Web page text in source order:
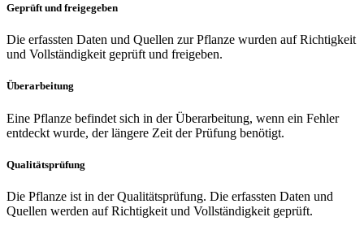
Geprüft und freigegeben
Die erfassten Daten und Quellen zur Pflanze wurden auf Richtigkeit
und Vollständigkeit geprüft und freigeben.
Überarbeitung
Eine Pflanze befindet sich in der Überarbeitung, wenn ein Fehler
entdeckt wurde, der längere Zeit der Prüfung benötigt.
Qualitätsprüfung
Die Pflanze ist in der Qualitätsprüfung. Die erfassten Daten und
Quellen werden auf Richtigkeit und Vollständigkeit geprüft.